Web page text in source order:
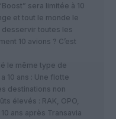
sera limitée à 10
et tout le monde le
desservir toutes les
10 avions ? C’est
le même type de
10 ans : Une flotte
destinations non
élevés : RAK, OPO,
ans après Transavia